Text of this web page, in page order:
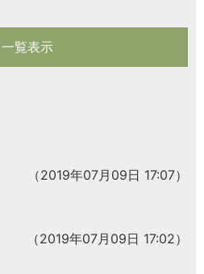
一覧表示
（2019年07月09日 17:07）
（2019年07月09日 17:02）